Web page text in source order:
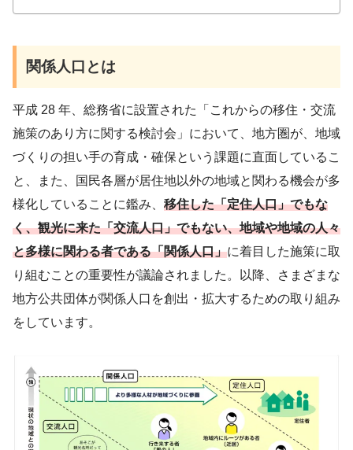
関係人口とは
平成 28 年、総務省に設置された「これからの移住・交流
施策のあり方に関する検討会」において、地方圏が、地域
づくりの担い手の育成・確保という課題に直面しているこ
と、また、国民各層が居住地以外の地域と関わる機会が多
様化していることに鑑み、 移住した「定住人口」でもな
く、観光に来た「交流人口」でもない、地域や地域の人々
と多様に関わる者である「関係人口」に着目した施策に取
り組むことの重要性が議論されました。以降、さまざまな
地方公共団体が関係人口を創出・拡大するための取り組み
をしています。